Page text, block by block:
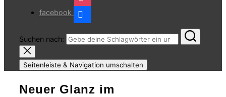
facebook
Suchen nach:
Seitenleiste & Navigation umschalten
Neuer Glanz im